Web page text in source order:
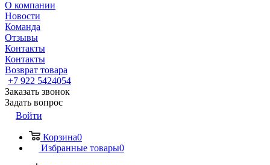
О компании
Новости
Команда
Отзывы
Контакты
Контакты
Возврат товара
+7 922 5424054
Заказать звонок
Задать вопрос
Войти
Корзина0
Избранные товары0